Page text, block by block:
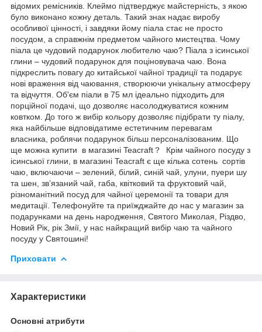
відомих ремісників. Клеймо підтверджує майстерність, з якою
було виконано кожну деталь. Такий знак надає виробу
особливої ​​цінності, і завдяки йому піала стає не просто
посудом, а справжнім предметом чайного мистецтва. Чому
піала це чудовий подарунок любителю чаю? Піала з ісинської
глини – чудовий подарунок для поціновувача чаю. Вона
підкреслить повагу до китайської чайної традиції та подарує
нові враження від чаювання, створюючи унікальну атмосферу
та відчуття. Об'єм піали в 75 мл ідеально підходить для
порційної подачі, що дозволяє насолоджуватися кожним
ковтком. До того ж вибір кольору дозволяє підібрати ту піалу,
яка найбільше відповідатиме естетичним перевагам
власника, роблячи подарунок більш персоналізованим. Що
ще можна купити в магазині Teacraft？ Крім чайного посуду з
ісинської глини, в магазині Teacraft є ще кілька сотень сортів
чаю, включаючи – зелений, білий, синій чай, улуни, пуери шу
та шен, зв’язаний чай, габа, квітковий та фруктовий чай,
різноманітний посуд для чайної церемонії та товари для
медитації. Телефонуйте та приїжджайте до нас у магазин за
подарунками на день народження, Святого Миколая, Різдво,
Новий Рік, рік Змії, у нас найкращий вибір чаю та чайного
посуду у Святошині!
Приховати
Характеристики
Основні атрибути